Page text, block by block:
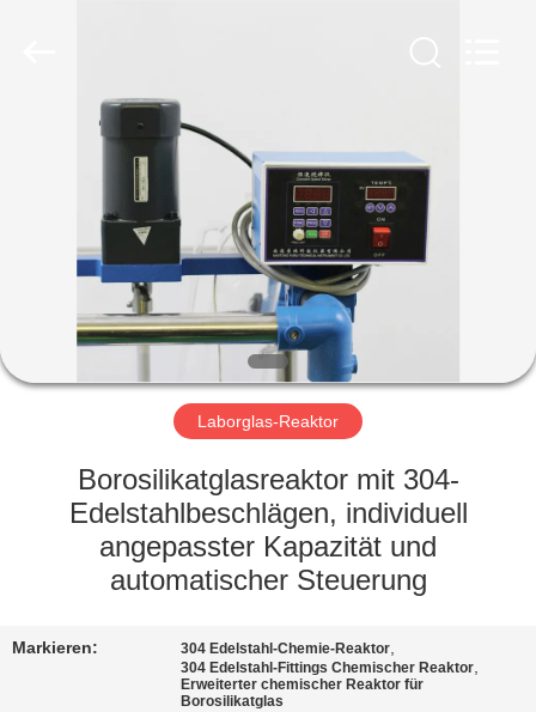
PRODUKTE
ÜBER
FABRIK-
QUALITÄTSKONTROLLE
TRETEN
MIT
Laborglas-Reaktor
Borosilikatglasreaktor mit 304-
Edelstahlbeschlägen, individuell
angepasster Kapazität und
automatischer Steuerung
Markieren: 304 Edelstahl-Chemie-Reaktor,
304 Edelstahl-Fittings Chemischer Reaktor,
Erweiterter chemischer Reaktor für
Borosilikatglas